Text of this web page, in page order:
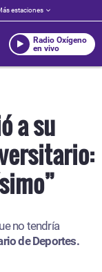
estaciones
Radio Oxígeno
en vivo
a su
no tendría
de Deportes.